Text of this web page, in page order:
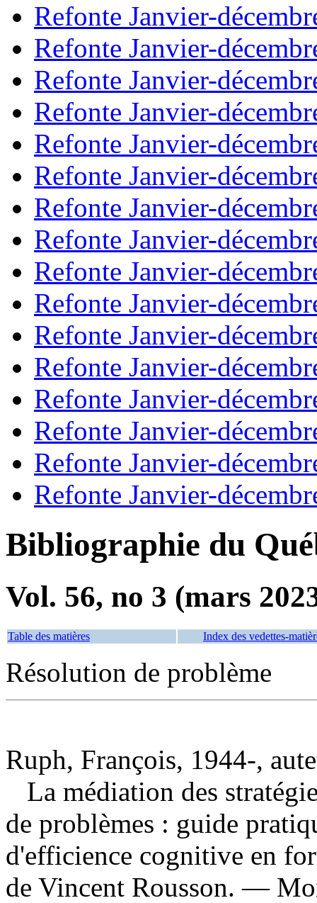
Refonte Janvier-
Refonte Janvier-
Refonte Janvier-
Refonte Janvier-
Refonte Janvier-
Refonte Janvier-
Refonte Janvier-
Refonte Janvier-
Refonte Janvier-
Refonte Janvier-
Refonte Janvier-
Refonte Janvier-
Refonte Janvier-
Refonte Janvier-
Refonte Janvier-
Refonte Janvier-
Bibliographie du
Vol. 56, no 3 (mars
Table des matières Index des vedettes-
Résolution de problème
Ruph, François, 1944-,
La médiation des
de problèmes : guide
d'efficience cognitive en
de Vincent Rousson. —